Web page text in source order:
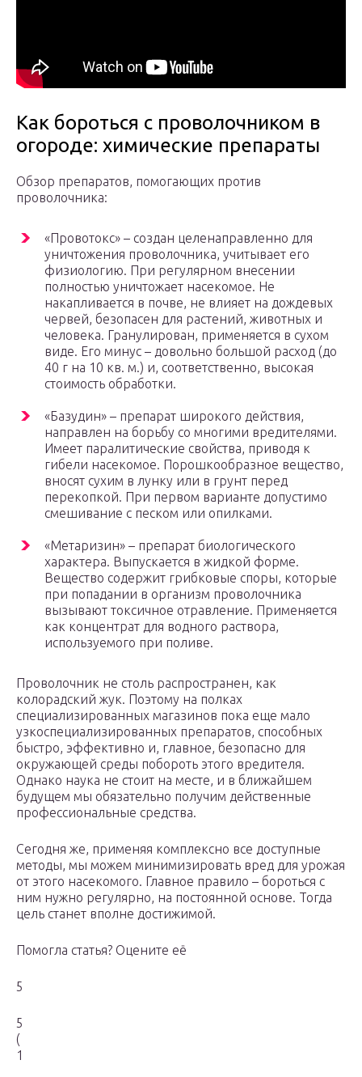
Как бороться с проволочником в
огороде: химические препараты
Обзор препаратов, помогающих против
проволочника:
«Провотокс» – создан целенаправленно для
уничтожения проволочника, учитывает его
физиологию. При регулярном внесении
полностью уничтожает насекомое. Не
накапливается в почве, не влияет на дождевых
червей, безопасен для растений, животных и
человека. Гранулирован, применяется в сухом
виде. Его минус – довольно большой расход (до
40 г на 10 кв. м.) и, соответственно, высокая
стоимость обработки.
«Базудин» – препарат широкого действия,
направлен на борьбу со многими вредителями.
Имеет паралитические свойства, приводя к
гибели насекомое. Порошкообразное вещество,
вносят сухим в лунку или в грунт перед
перекопкой. При первом варианте допустимо
смешивание с песком или опилками.
«Метаризин» – препарат биологического
характера. Выпускается в жидкой форме.
Вещество содержит грибковые споры, которые
при попадании в организм проволочника
вызывают токсичное отравление. Применяется
как концентрат для водного раствора,
используемого при поливе.
Проволочник не столь распространен, как
колорадский жук. Поэтому на полках
специализированных магазинов пока еще мало
узкоспециализированных препаратов, способных
быстро, эффективно и, главное, безопасно для
окружающей среды побороть этого вредителя.
Однако наука не стоит на месте, и в ближайшем
будущем мы обязательно получим действенные
профессиональные средства.
Сегодня же, применяя комплексно все доступные
методы, мы можем минимизировать вред для урожая
от этого насекомого. Главное правило – бороться с
ним нужно регулярно, на постоянной основе. Тогда
цель станет вполне достижимой.
Помогла статья? Оцените её
5
5
(
1